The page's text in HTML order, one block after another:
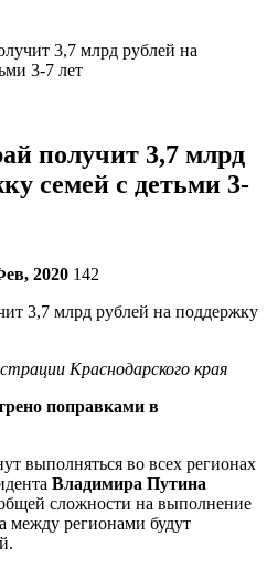
3,7 млрд рублей на
3-7 лет
получит 3,7 млрд
семей с детьми 3-
2020 142
Краснодарского края
поправками в
выполняться во всех регионах
Владимира Путина
сложности на выполнение
между регионами будут